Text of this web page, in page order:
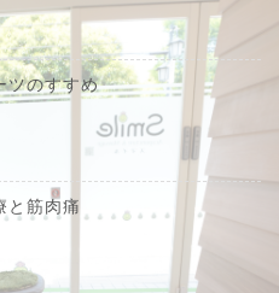
ツのすすめ
と筋肉痛